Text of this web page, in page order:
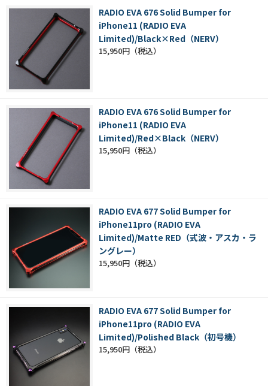
RADIO EVA 676 Solid Bumper for
iPhone11 (RADIO EVA
Limited)/Black×Red（NERV）
15,950円
RADIO EVA 676 Solid Bumper for
iPhone11 (RADIO EVA
Limited)/Red×Black（NERV）
15,950円
RADIO EVA 677 Solid Bumper for
iPhone11pro (RADIO EVA
Limited)/Matte RED（式波・アスカ・ラ
ングレー）
15,950円
RADIO EVA 677 Solid Bumper for
iPhone11pro (RADIO EVA
Limited)/Polished Black（初号機）
15,950円